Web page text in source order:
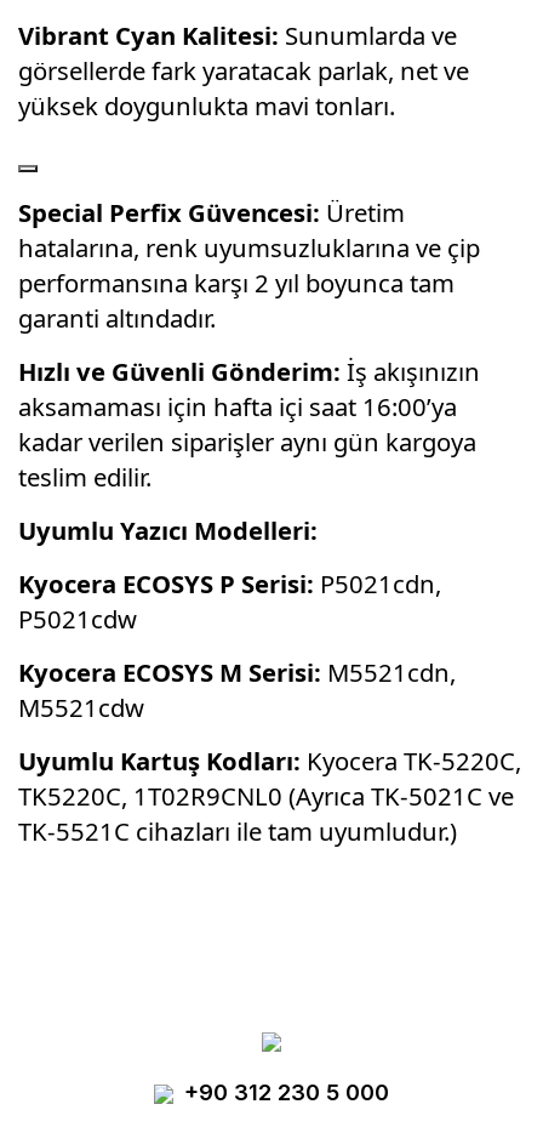
Vibrant Cyan Kalitesi: Sunumlarda ve
görsellerde fark yaratacak parlak, net ve
yüksek doygunlukta mavi tonları.
Special Perfix Güvencesi: Üretim
hatalarına, renk uyumsuzluklarına ve çip
performansına karşı 2 yıl boyunca tam
garanti altındadır.
Hızlı ve Güvenli Gönderim: İş akışınızın
aksamaması için hafta içi saat 16:00’ya
kadar verilen siparişler aynı gün kargoya
teslim edilir.
Uyumlu Yazıcı Modelleri:
Kyocera ECOSYS P Serisi: P5021cdn,
P5021cdw
Kyocera ECOSYS M Serisi: M5521cdn,
M5521cdw
Uyumlu Kartuş Kodları: Kyocera TK-5220C,
TK5220C, 1T02R9CNL0 (Ayrıca TK-5021C ve
TK-5521C cihazları ile tam uyumludur.)
Yorum Yaz
Ürün resmi kalitesiz, bozuk veya
+90 312 230 5 000